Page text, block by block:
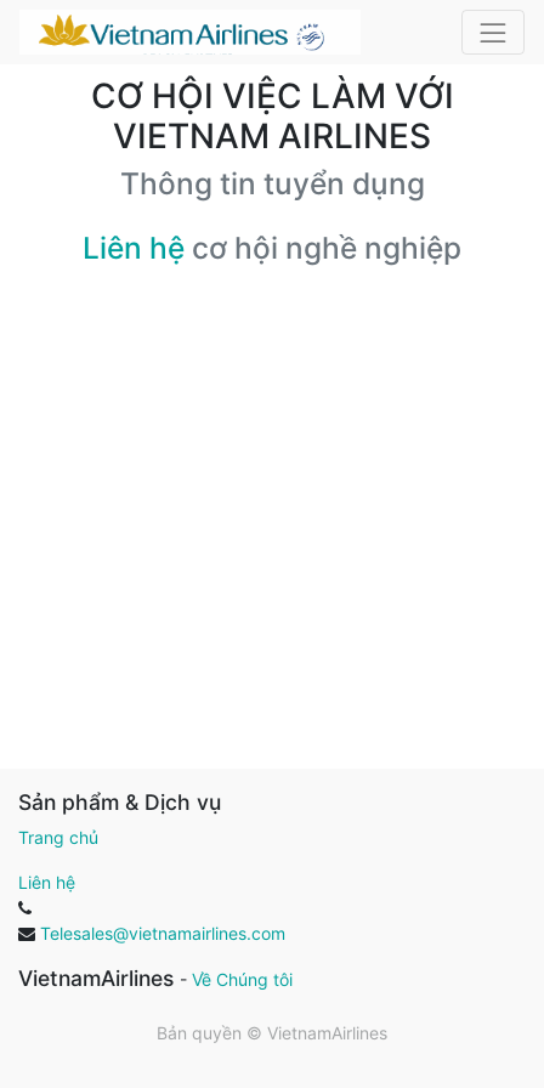
CƠ HỘI VIỆC LÀM VỚI
VIETNAM AIRLINES
Thông tin tuyển dụng
Liên hệ cơ hội nghề nghiệp
Sản phẩm & Dịch vụ
Trang chủ
Liên hệ
Telesales@vietnamairlines.com
VietnamAirlines - Về Chúng tôi
Bản quyền © VietnamAirlines